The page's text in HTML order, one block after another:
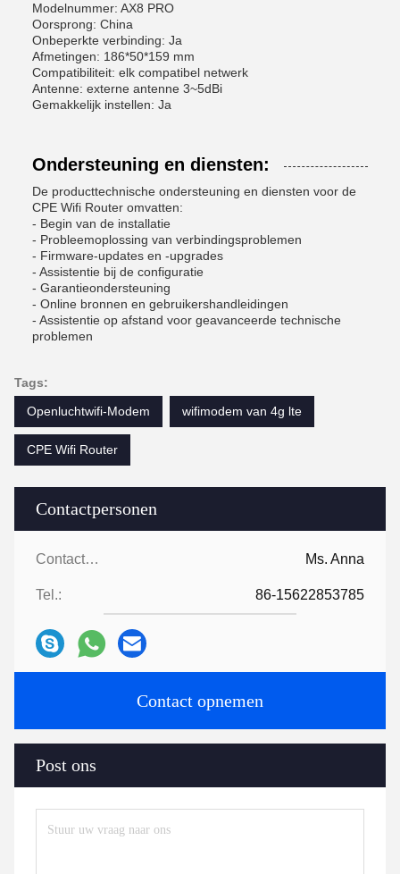
Contactpersonen
Contactpersonen: Ms. Anna
Tel.: 86-15622853785
Contact opnemen
Post ons
Modelnummer: AX8 PRO
Oorsprong: China
Onbeperkte verbinding: Ja
Afmetingen: 186*50*159 mm
Compatibiliteit: elk compatibel netwerk
Antenne: externe antenne 3~5dBi
Gemakkelijk instellen: Ja
Ondersteuning en diensten:
De producttechnische ondersteuning en diensten voor de
CPE Wifi Router omvatten:
- Begin van de installatie
- Probleemoplossing van verbindingsproblemen
- Firmware-updates en -upgrades
- Assistentie bij de configuratie
- Garantieondersteuning
- Online bronnen en gebruikershandleidingen
- Assistentie op afstand voor geavanceerde technische
problemen
Tags:
Openluchtwifi-Modem
wifimodem van 4g lte
CPE Wifi Router